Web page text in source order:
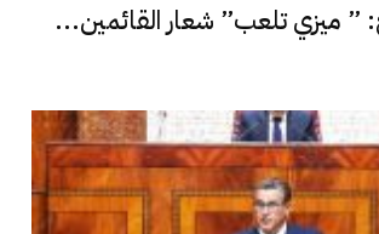
” ميزي تلعب” شعار القائمين...